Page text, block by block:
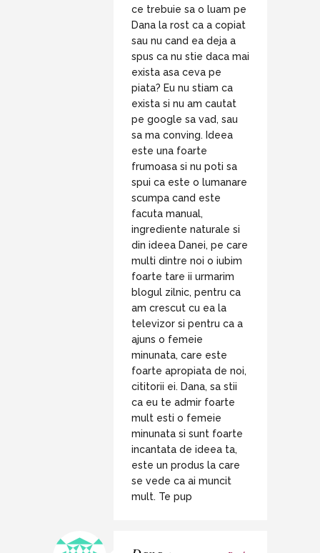
ce trebuie sa o luam pe
Dana la rost ca a copiat
sau nu cand ea deja a
spus ca nu stie daca mai
exista asa ceva pe
piata? Eu nu stiam ca
exista si nu am cautat
pe google sa vad, sau
sa ma conving. Ideea
este una foarte
frumoasa si nu poti sa
spui ca este o lumanare
scumpa cand este
facuta manual,
ingrediente naturale si
din ideea Danei, pe care
multi dintre noi o iubim
foarte tare ii urmarim
blogul zilnic, pentru ca
am crescut cu ea la
televizor si pentru ca a
ajuns o femeie
minunata, care este
foarte apropiata de noi,
cititorii ei. Dana, sa stii
ca eu te admir foarte
mult esti o femeie
minunata si sunt foarte
incantata de ideea ta,
este un produs la care
se vede ca ai muncit
mult. Te pup